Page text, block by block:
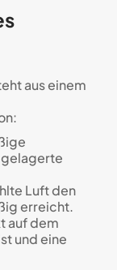
aus einem
gelagerte
Luft den
erreicht.
auf dem
und eine